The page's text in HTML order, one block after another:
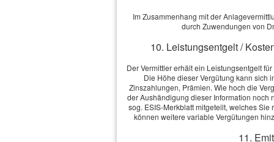
Im Zusammenhang mit der
durch Zuwendungen von
10. Leistungsentgelt /
Der Vermittler erhält ein Leistungsentgelt
Die Höhe dieser Vergütung kann sich
Zinszahlungen, Prämien. Wie hoch die
der Aushändigung dieser Information noch
sog. ESIS-Merkblatt mitgeteilt, welches
können weitere variable Vergütungen
11.